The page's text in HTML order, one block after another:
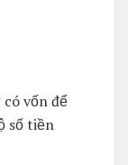
vốn để
số tiền